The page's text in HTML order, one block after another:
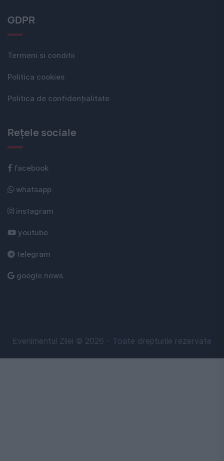
GDPR
Termeni si conditii
Politica cookies
Politica de confidențialitate
Rețele sociale
facebook
whatsapp
instagram
youtube
telegram
google news
Evenimentul Zilei © 2026 - Toate drepturile rezervate